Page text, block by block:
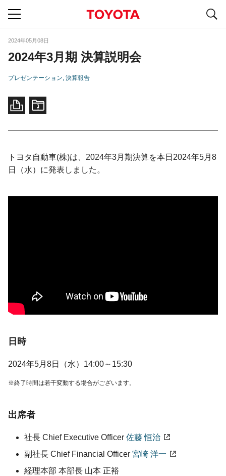
2024年05月08日
2024年3月期 決算説明会
プレゼンテーション 決算報告
トヨタ自動車(株)は、2024年3月期決算を本日2024年5月8
日（水）に発表しました。
日時
2024年5月8日（水） 14:00～15:30
終了時間は若干変動する場合がございます。
出席者
社長 Chief Executive Officer 佐藤 恒治
副社長 Chief Financial Officer 宮崎 洋一
経理本部 本部長 山本 正裕